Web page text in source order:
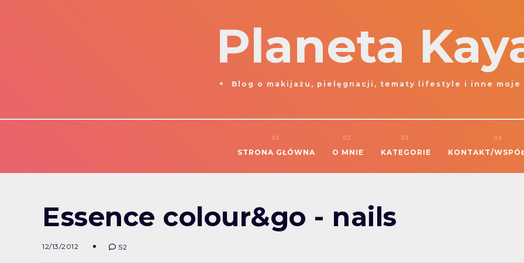
Planeta
Blog o makijażu, pielęgnacji, tematy lifestyle i inne moje
STRONA GŁÓWNA O MNIE KATEGORIE KONTAKT/
Essence colour&go - nails
12/13/2012 52